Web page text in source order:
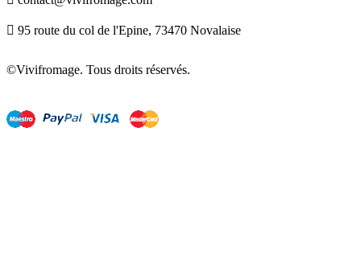
 95 route du col de l'Epine, 73470 Novalaise
©Vivifromage. Tous droits réservés.